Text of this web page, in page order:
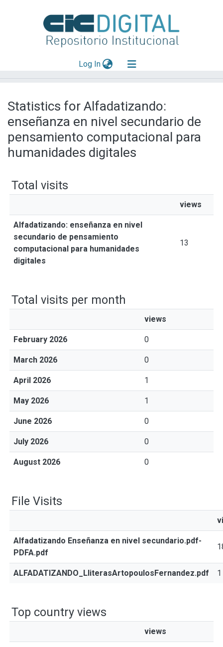
Log In(current)
Mas información
Aportar material
Statistics for Alfadatizando:
enseñanza en nivel secundario de
pensamiento computacional para
humanidades digitales
Total visits
views
Alfadatizando: enseñanza en nivel
secundario de pensamiento
computacional para humanidades
digitales
13
Total visits per month
views
February 2026 0
March 2026 0
April 2026 1
May 2026 1
June 2026 0
July 2026 0
August 2026 0
File Visits
Alfadatizando Enseñanza en nivel secundario.pdf-
PDFA.pdf
ALFADATIZANDO_LliterasArtopoulosFernandez.pdf 1
Top country views
views